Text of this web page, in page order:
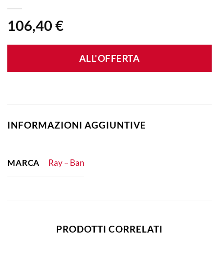
106,40 €
ALL'OFFERTA
INFORMAZIONI AGGIUNTIVE
MARCA Ray – Ban
PRODOTTI CORRELATI